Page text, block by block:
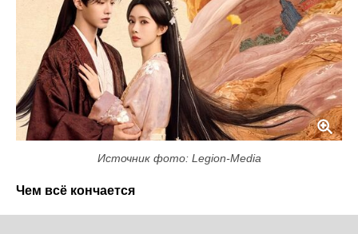
Источник фото: Legion-Media
Чем всё кончается